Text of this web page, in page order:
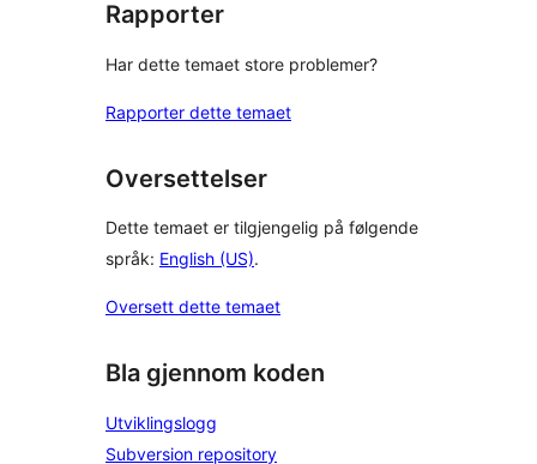
Rapporter
Har dette temaet store problemer?
Rapporter dette temaet
Oversettelser
Dette temaet er tilgjengelig på følgende
språk: English (US).
Oversett dette temaet
Bla gjennom koden
Utviklingslogg
Subversion repository